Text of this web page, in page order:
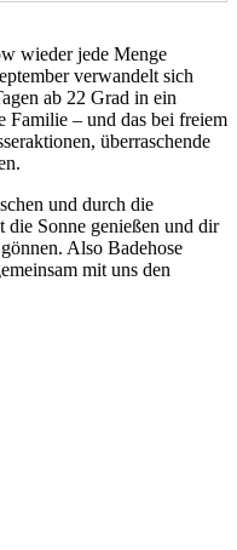
wieder jede Menge
verwandelt sich
ab 22 Grad in ein
Familie – und das bei freiem
überraschende
und durch die
die Sonne genießen und dir
Also Badehose
mit uns den